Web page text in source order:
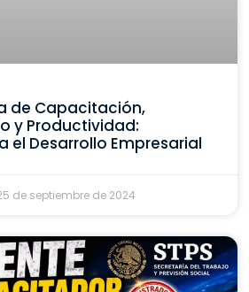
de Capacitación,
y Productividad:
el Desarrollo Empresarial
de septiembre de 2024